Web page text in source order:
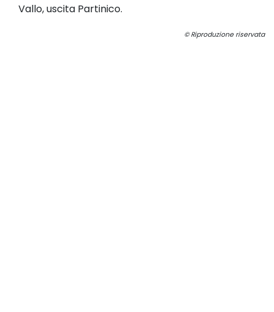
Vallo, uscita Partinico.
© Riproduzione riservata